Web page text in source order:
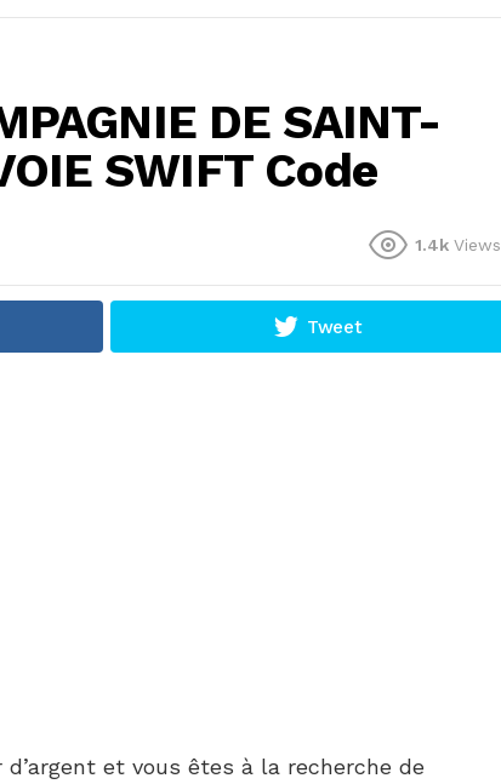
DE SAINT-
SWIFT Code
1.4k Views
Tweet
et vous êtes à la recherche de